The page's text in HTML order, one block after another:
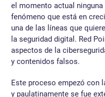
el momento actual
fenómeno que está en
una de las líneas que
la seguridad digital. Red
aspectos de la
y contenidos falsos.
Este proceso empezó con
y paulatinamente se fue